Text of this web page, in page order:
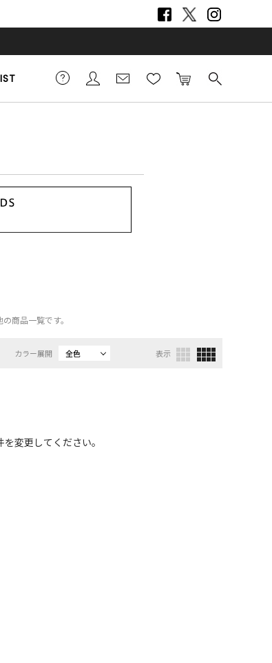
商品一覧です。
カラー展開 全色 表示
変更してください。